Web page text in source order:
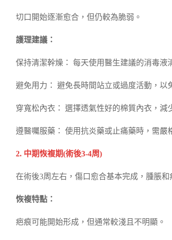
切口開始逐漸愈合，但仍較為脆弱。
護理建議：
保持清潔幹燥： 每天使用醫生建議的消毒液
避免用力： 避免長時間站立或過度活動，以
穿寬松內衣： 選擇透氣性好的棉質內衣，減
遵醫囑服藥： 使用抗炎藥或止痛藥時，需嚴
2. 中期恢複期(術後3-4周)
在術後3周左右，傷口愈合基本完成，腫脹
恢複特點：
疤痕可能開始形成，但通常較淺且不明顯。